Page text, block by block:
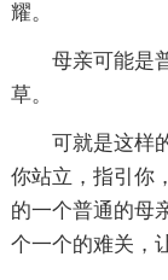
耀。
母亲可能是
草。
可就是这样
你站立，指引你
的一个普通的母
个一个的难关，